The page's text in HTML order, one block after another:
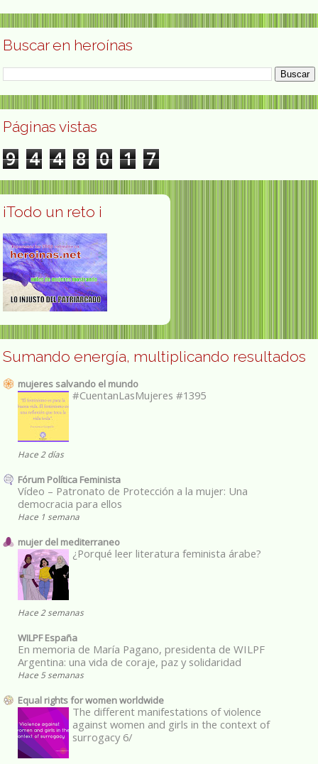
Buscar en heroínas
Páginas vistas
9 4 4 8 0 1 7
¡Todo un reto ¡
Sumando energía, multiplicando resultados
mujeres salvando el mundo
#CuentanLasMujeres #1395
Hace 2 días
Fórum Política Feminista
Vídeo – Patronato de Protección a la mujer: Una
democracia para ellos
Hace 1 semana
mujer del mediterraneo
¿Porqué leer literatura feminista árabe?
Hace 2 semanas
WILPF España
En memoria de María Pagano, presidenta de WILPF
Argentina: una vida de coraje, paz y solidaridad
Hace 5 semanas
Equal rights for women worldwide
The different manifestations of violence
against women and girls in the context of
surrogacy 6/